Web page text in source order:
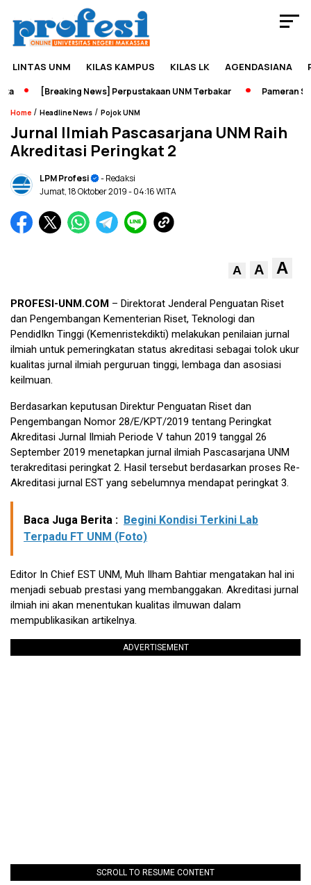
LINTAS UNM KILAS KAMPUS KILAS LK AGENDASIANA
[Breaking News] Perpustakaan UNM Terbakar Pameran
Home / Headline News / Pojok UNM
Jurnal Ilmiah Pascasarjana UNM Raih
Akreditasi Peringkat 2
LPM Profesi
- Redaksi
Jumat, 18 Oktober 2019- 04:16 WITA
A A A
PROFESI-UNM.COM – Direktorat Jenderal Penguatan Riset
dan Pengembangan Kementerian Riset, Teknologi dan
PendidIkn Tinggi (Kemenristekdikti) melakukan penilaian jurnal
ilmiah untuk pemeringkatan status akreditasi sebagai tolok ukur
kualitas jurnal ilmiah perguruan tinggi, lembaga dan asosiasi
keilmuan.
Berdasarkan keputusan Direktur Penguatan Riset dan
Pengembangan Nomor 28/E/KPT/2019 tentang Peringkat
Akreditasi Jurnal Ilmiah Periode V tahun 2019 tanggal 26
September 2019 menetapkan jurnal ilmiah Pascasarjana UNM
terakreditasi peringkat 2. Hasil tersebut berdasarkan proses Re-
Akreditasi jurnal EST yang sebelumnya mendapat peringkat 3.
Baca Juga Berita : Begini Kondisi Terkini Lab
Terpadu FT UNM (Foto)
Editor In Chief EST UNM, Muh Ilham Bahtiar mengatakan hal ini
menjadi sebuab prestasi yang membanggakan. Akreditasi jurnal
ilmiah ini akan menentukan kualitas ilmuwan dalam
mempublikasikan artikelnya.
ADVERTISEMENT
SCROLL TO RESUME CONTENT